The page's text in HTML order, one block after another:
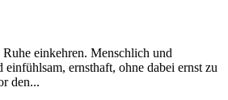
einkehren. Menschlich und
einfühlsam, ernsthaft, ohne dabei ernst zu
den...